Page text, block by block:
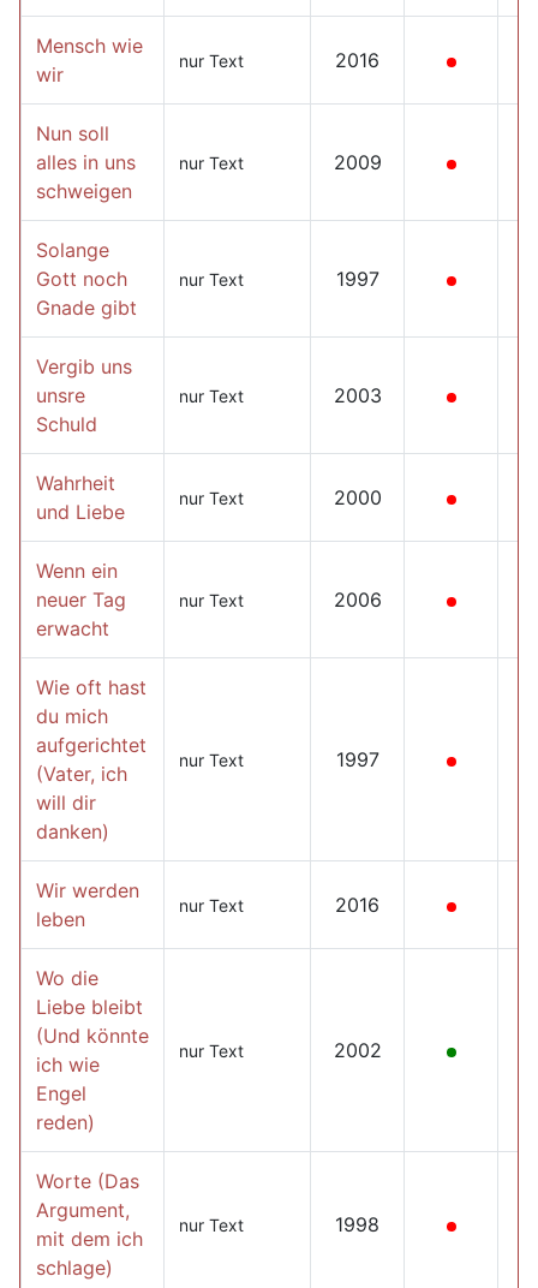
Mensch wie
wir
nur Text 2016
Nun soll
alles in uns
schweigen
nur Text 2009
Solange
Gott noch
Gnade gibt
nur Text 1997
Vergib uns
unsre
Schuld
nur Text 2003
Wahrheit
und Liebe
nur Text 2000
Wenn ein
neuer Tag
erwacht
nur Text 2006
Wie oft hast
du mich
aufgerichtet
(Vater, ich
will dir
danken)
nur Text 1997
Wir werden
leben
nur Text 2016
Wo die
Liebe bleibt
(Und könnte
ich wie
Engel
reden)
nur Text 2002
Worte (Das
Argument,
mit dem ich
schlage)
nur Text 1998